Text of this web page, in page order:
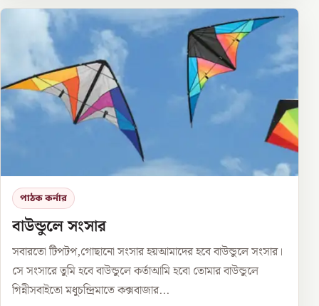
পাঠক কর্নার
বাউন্ডুলে সংসার
সবারতো টিপটপ,গোছানো সংসার হয়আমাদের হবে বাউন্ডুলে সংসার।
সে সংসারে তুমি হবে বাউন্ডুলে কর্তাআমি হবো তোমার বাউন্ডুলে
গিন্নীসবাইতো মধুচন্দ্রিমাতে কক্সবাজার...